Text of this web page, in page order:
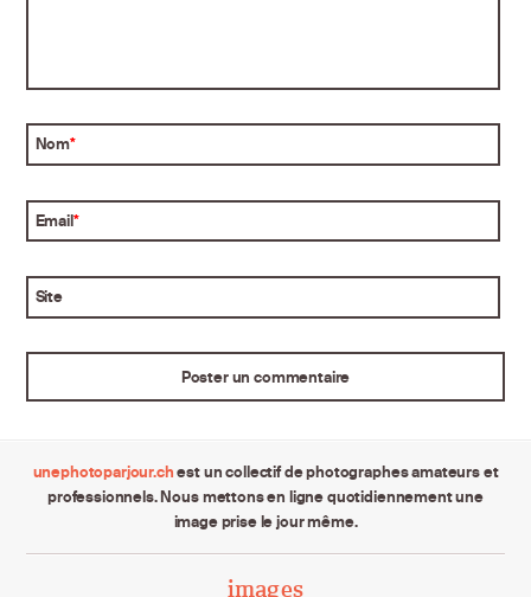
Nom*
Email*
Site
unephotoparjour.chest un collectif de photographes amateurs et
professionnels. Nous mettons en ligne quotidiennement une
image prise le jour même.
images